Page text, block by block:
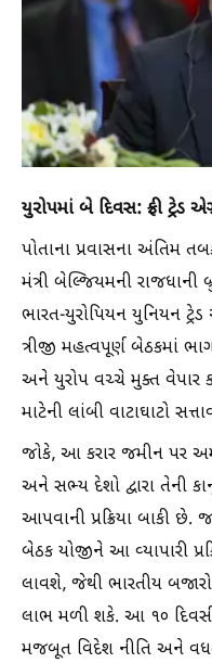
યુરોપમાં બે દિવસ: ફ્રી ટ્રેડ
પોતાના પ્રવાસના અંતિમ
મંત્રી બેલ્જિયમની
ભારત-યુરોપિયન યુનિયન
ત્રીજી મહત્વપૂર્ણ બેઠકમાં
અને યુરોપ વચ્ચે મુક્ત વેપાર
માટેની લાંબી વાટાઘાટો
જોકે, આ કરાર જમીન પર
અને સભ્ય દેશો દ્વારા તેની
આપવાની પ્રક્રિયા બાકી છે.
બેઠક યોજીને આ વ્યાપારી
લાવશે, જેથી ભારતીય બજારો
લાભ મળી શકે. આ ૧૦
મજબૂત વિદેશ નીતિ અને